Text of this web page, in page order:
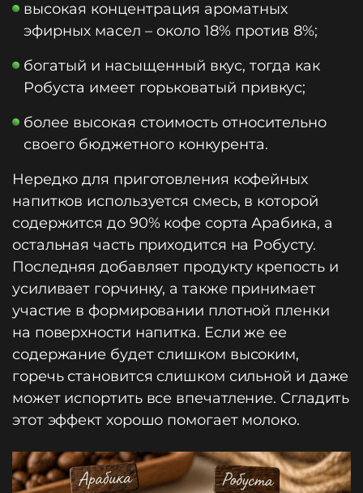
высокая концентрация ароматных
эфирных масел – около 18% против 8%;
богатый и насыщенный вкус, тогда как
Робуста имеет горьковатый привкус;
более высокая стоимость относительно
своего бюджетного конкурента.
Нередко для приготовления кофейных
напитков используется смесь, в которой
содержится до 90% кофе сорта Арабика, а
остальная часть приходится на Робусту.
Последняя добавляет продукту крепость и
усиливает горчинку, а также принимает
участие в формировании плотной пленки
на поверхности напитка. Если же ее
содержание будет слишком высоким,
горечь становится слишком сильной и даже
может испортить все впечатление. Сгладить
этот эффект хорошо помогает молоко.